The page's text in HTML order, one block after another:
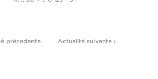
précedente Actualité suivante ›